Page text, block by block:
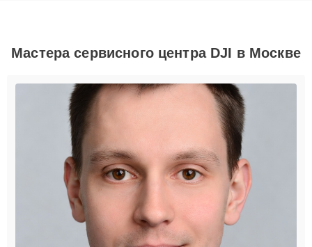
Мастера сервисного центра DJI в Москве